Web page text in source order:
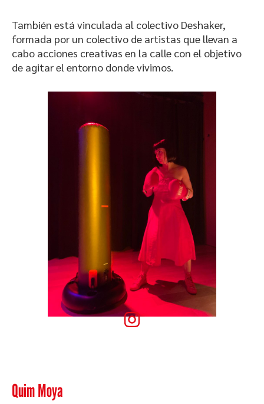
También está vinculada al colectivo Deshaker,
formada por un colectivo de artistas que llevan a
cabo acciones creativas en la calle con el objetivo
de agitar el entorno donde vivimos.
Quim Moya